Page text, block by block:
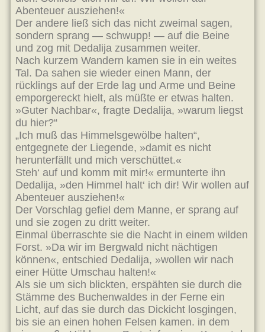
Abenteuer ausziehen!«
Der andere ließ sich das nicht zweimal sagen,
sondern sprang — schwupp! — auf die Beine
und zog mit Dedalija zusammen weiter.
Nach kurzem Wandern kamen sie in ein weites
Tal. Da sahen sie wieder einen Mann, der
rücklings auf der Erde lag und Arme und Beine
emporgereckt hielt, als müßte er etwas halten.
»Guter Nachbar«, fragte Dedalija, »warum liegst
du hier?“
„Ich muß das Himmelsgewölbe halten“,
entgegnete der Liegende, »damit es nicht
herunterfällt und mich verschüttet.«
Steh‘ auf und komm mit mir!« ermunterte ihn
Dedalija, »den Himmel halt‘ ich dir! Wir wollen auf
Abenteuer ausziehen!«
Der Vorschlag gefiel dem Manne, er sprang auf
und sie zogen zu dritt weiter.
Einmal überraschte sie die Nacht in einem wilden
Forst. »Da wir im Bergwald nicht nächtigen
können«, entschied Dedalija, »wollen wir nach
einer Hütte Umschau halten!«
Als sie um sich blickten, erspähten sie durch die
Stämme des Buchenwaldes in der Ferne ein
Licht, auf das sie durch das Dickicht losgingen,
bis sie an einen hohen Felsen kamen. in dem